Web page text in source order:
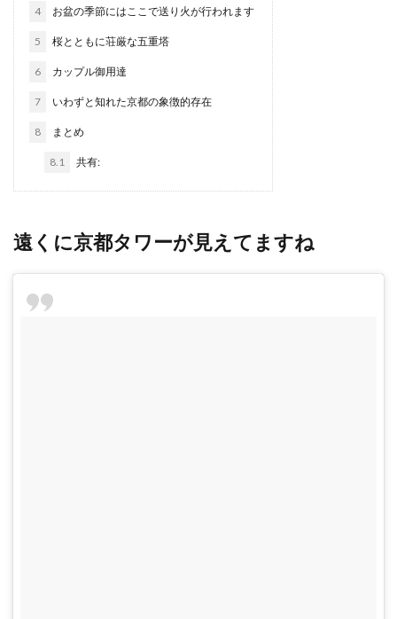
4 お盆の季節にはここで送り火が行われます
5 桜とともに荘厳な五重塔
6 カップル御用達
7 いわずと知れた京都の象徴的存在
8 まとめ
8.1 共有:
遠くに京都タワーが見えてますね